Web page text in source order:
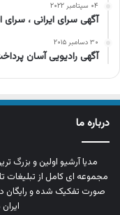
۰۴ سپتامبر ۲۰۲۲
آگهی سرای ایرانی ،
۳۰ دسامبر ۲۰۱۵
آگهی رادیویی آسان
درباره ما
مدیا آرشیو اولین و بزرگ‌
مجموعه‌ ای کامل از تبلیغات
صورت تفکیک‌ شده و رایگان